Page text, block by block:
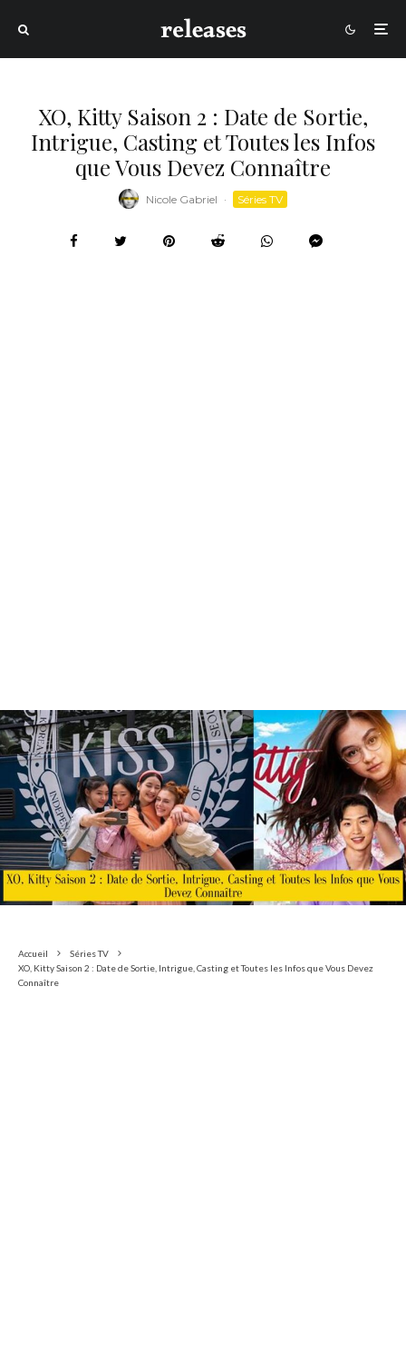
XO, Kitty Saison 2 : Date de Sortie,
Intrigue, Casting et Toutes les Infos
que Vous Devez Connaître
Nicole Gabriel · Séries TV
Accueil
Séries TV
XO, Kitty Saison 2 : Date de Sortie, Intrigue, Casting et Toutes les Infos que Vous Devez
Connaître